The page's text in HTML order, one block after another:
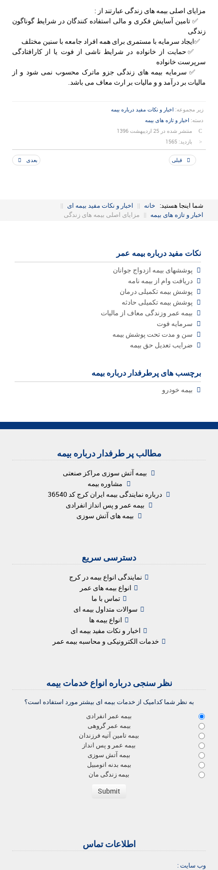
مزایای اصلی بیمه های زندگی عبارتند از :
✅ تامین آسایش فکری و مالی استفاده کنندگان در شرایط گوناگون
زندگی
✅ایجاد سرمایه با مستمری برای همه افراد جامعه با سنین مختلف
✅حمایت از خانواده در شرایط ناشی از فوت یا از کارافتادگی
سرپرست خانواده
✅ سرمایه بیمه های زندگی جزو ماترک محسوب نمی شود و از
مالیات بر درآمد و و مالیات بر ارث معاف می باشد.
زیر مجموعه: اخبار و نکات مفید درباره بیمه
دسته: اخبار و تازه های بیمه
منتشر شده در 25 ارديبهشت 1396
بازدید: 1565
قبلی بعدی
شما اینجا هستید: خانه || اخبار و نکات مفید بیمه ای ||
اخبار و تازه های بیمه || مزایای اصلی بیمه های زندگی
نکات مفید درباره بیمه عمر
پوششهای بیمه ازدواج جوانان
دریافت وام از بیمه نامه
پوشش بیمه تکمیلی درمان
پوشش بیمه تکمیلی حادثه
بیمه عمر وزندگی معاف از مالیات
سرمایه فوت
سن و مدت تحت پوشش بیمه
ضرایب تعدیل حق بیمه
برچسب های پرطرفدار درباره بیمه
بیمه خودرو
مطالب پر طرفدار درباره بیمه
بیمه آتش سوزی مراکز صنعتی
مشاوره بیمه
درباره نمایندگی بیمه ایران کرج کد 36540
بیمه عمر و پس انداز انفرادی
بیمه های آتش سوزی
دسترسی سریع
نمایندگی انواع بیمه در کرج
انواع بیمه های عمر
تماس با ما
سوالات متداول بیمه ای
انواع بیمه ها
اخبار و نکات مفید بیمه ای
خدمات الکترونیکی و محاسبه بیمه عمر
نظر سنجی درباره انواع خدمات بیمه
به نظر شما کدامیک از خدمات بیمه ای بیشتر مورد استفاده است؟
بیمه عمر انفرادی
بیمه عمر گروهی
بیمه تامین آتیه فرزندان
بیمه عمر و پس انداز
بیمه آتش سوزی
بیمه بدنه اتومبیل
بیمه زندگی مان
اطلاعات تماس
وب سایت :